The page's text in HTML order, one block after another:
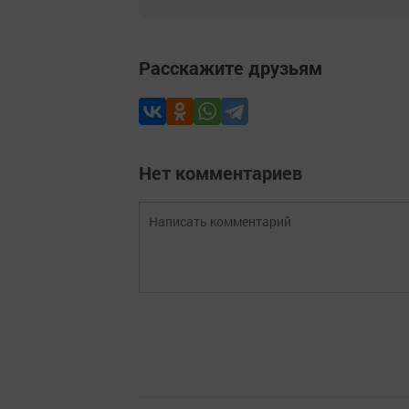
Расскажите друзьям
Нет комментариев